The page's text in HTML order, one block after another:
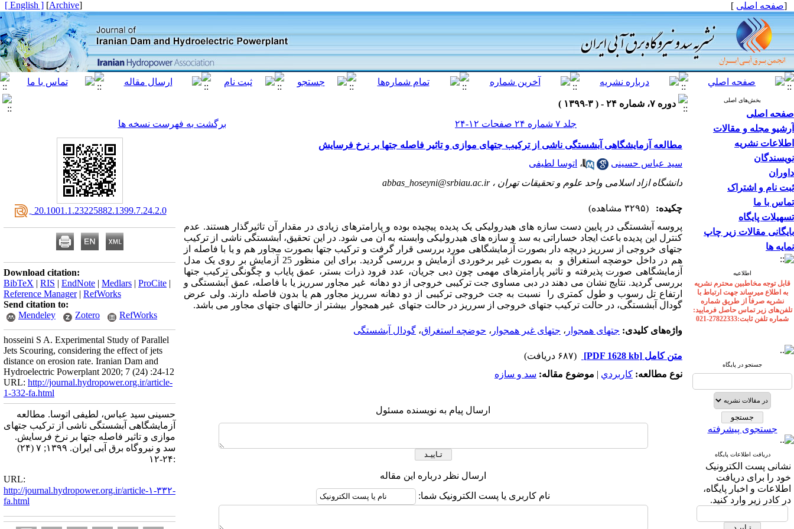
[صفحه اصلی ]
[
Archive
]
[ English ]
بخش‌های اصلی
صفحه اصلی
آرشیو مجله و مقالات
اطلاعات نشریه
نویسندگان
داوران
ثبت نام و اشتراک
تماس با ما
تسهیلات پایگاه
بایگانی مقالات زیر چاپ
نمایه ها
اطلاعیه
قابل توجه مخاطبین محترم نشریه
به اطلاع میرساند جهت ارتباط با
نشریه صرفاً از طریق شماره
تلفن‌های زیر تماس حاصل فرمایید:
شماره تلفن ثابت:27822333-021
جستجو در پایگاه
جستجوی پیشرفته
دریافت اطلاعات پایگاه
نشانی پست الکترونیک
خود را برای دریافت
اطلاعات و اخبار پایگاه،
در کادر زیر وارد کنید.
دوره ۷، شماره ۲۴ - ( ۳-۱۳۹۹ )
جلد ۷ شماره ۲۴ صفحات ۱۲-۲۴
برگشت به فهرست نسخه ها
مطالعه آزمایشگاهی آبشستگی ناشی از ترکیب جتهای موازی و تاثیر فاصله جتها بر نرخ فرسایش
سید عباس حسینی
، اتوسا لطیفی
دانشگاه ازاد اسلامی واحد علوم و تحقیقات تهران ،abbas_hoseyni@srbiau.ac.ir
چکیده:
(۳۲۹۵ مشاهده)
پروسه آبشستگی در پایین دست سازه های هیدرولیکی یک پدیده پیچیده بوده و پارامترهای زیادی در مقدار آن تاثیرگذار هستند. عدم
کنترل این پدیده باعث ایجاد خساراتی به سد و سازه های هیدرولیکی وابسته به آن می شود. در این تحقیق، آبشستگی ناشی از ترکیب
جتهای خروجی از سرریز دریچه دار بصورت آزمایشگاهی مورد بررسی قرار گرفت و ترکیب جتها بصورت مجاور هم و یا با فاصله از
هم در داخل حوضچه استغراق و به بصورت غیر برخوردی آزمایش و بررسی گردید. برای این منظور 25 آزمایش بر روی یک مدل
آزمایشگاهی صورت پذیرفته و تاثیر پارامترهای مهمی چون دبی جریان، عدد فرود ذرات بستر، عمق پایاب و چگونگی ترکیب جتها
بررسی گردید. نتایج نشان می دهند در دبی مساوی جت ترکیبی خروجی از دو دهانه غیر مجاور سرریز یا با فاصله، عمق آبشستگی و
ارتفاع تل رسوب و طول کمتری را نسبت به جت خروجی ترکیبی از دو دهانه سرریز مجاور هم یا بدون فاصله دارند. ولی عرض
گودال آبشستگی، در حالت ترکیب جتهای خروجی از سرریز در حالت جتهای غیر همجوار بیشتر از حالتهای جتهای مجاور می باشد.
واژه‌های کلیدی: جتهای همجوار ، جتهای غیر همجوار ، حوضچه استغراق، گودال آبشستگی
متن کامل [PDF 1628 kb]
(۶۸۷ دریافت)
نوع مطالعه: كاربردي | موضوع مقاله: سد و سازه
ارسال پیام به نویسنده مسئول
ارسال نظر درباره این مقاله
نام کاربری یا پست الکترونیک شما:
‎ 20.1001.1.23225882.1399.7.24.2.0
Download citation:
BibTeX | RIS | EndNote | Medlars | ProCite |
Reference Manager| RefWorks
Send citation to:
Mendeley
Zotero RefWorks
hosseini S A. Experimental Study of Parallel
Jets Scouring, considering the effect of jets
distance on erosion rate. Iranian Dam and
Hydroelectric Powerplant 2020; 7 (24) :24-12
URL: http://journal.hydropower.org.ir/article-
1-332-fa.html
حسینی سید عباس، لطیفی اتوسا. مطالعه
آزمایشگاهی آبشستگی ناشی از ترکیب جتهای
موازی و تاثیر فاصله جتها بر نرخ فرسایش.
سد و نیروگاه برق آبی ایران. ۱۳۹۹; ۷ (۲۴)
:۲۴-۱۲
URL:
http://journal.hydropower.org.ir/article-۱-۳۳۲-
fa.html